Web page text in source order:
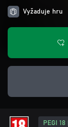
Vyžaduje hru
PEGI 18